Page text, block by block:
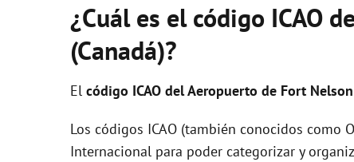
¿Cuál es el código ICAO
(Canadá)?
El código ICAO delAeropuerto de Fort Nelson
Los códigos ICAO (también conocidos como
Internacional para poder categorizar y